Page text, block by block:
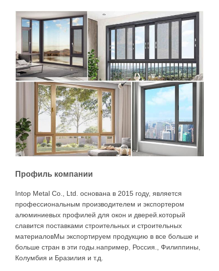
Профиль компании
Intop Metal Co., Ltd. основана в 2015 году, является
профессиональным производителем и экспортером
алюминиевых профилей для окон и дверей.который
славится поставками строительных и строительных
материаловМы экспортируем продукцию в все больше и
больше стран в эти годы.например, Россия., Филиппины,
Колумбия и Бразилия и т.д.